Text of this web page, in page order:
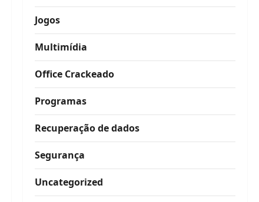
Jogos
Multimídia
Office Crackeado
Programas
Recuperação de dados
Segurança
Uncategorized